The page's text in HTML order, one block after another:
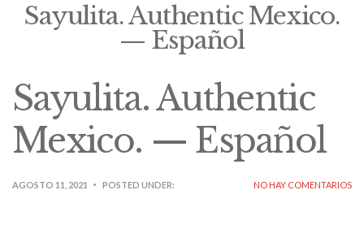
Sayulita. Authentic Mexico.
— Español
Sayulita. Authentic
Mexico. — Español
AGOSTO 11, 2021 POSTED UNDER: NO HAY COMENTARIOS